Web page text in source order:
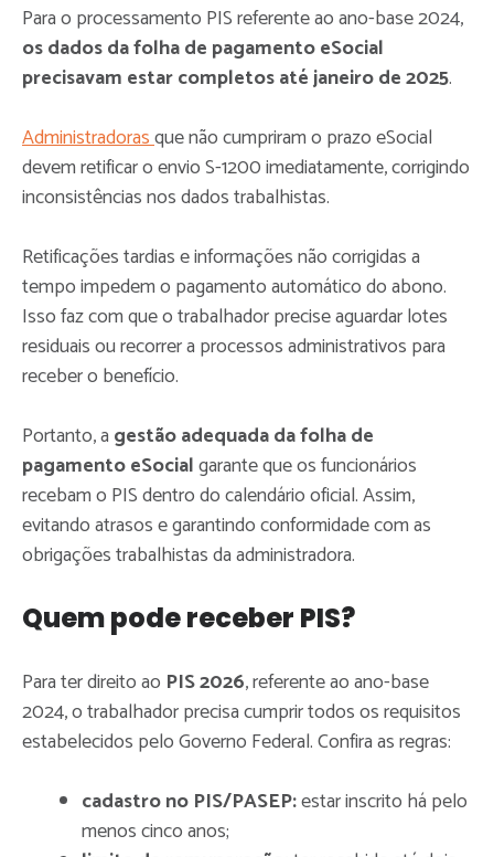
Para o processamento PIS referente ao ano-base 2024,
os dados da folha de pagamento eSocial
precisavam estar completos até janeiro de 2025.
Administradorasque não cumpriram o prazo eSocial
devem retificar o envio S-1200 imediatamente, corrigindo
inconsistências nos dados trabalhistas.
Retificações tardias e informações não corrigidas a
tempo impedem o pagamento automático do abono.
Isso faz com que o trabalhador precise aguardar lotes
residuais ou recorrer a processos administrativos para
receber o benefício.
Portanto, a gestão adequada da folha de
pagamento eSocialgarante que os funcionários
recebam o PIS dentro do calendário oficial. Assim,
evitando atrasos e garantindo conformidade com as
obrigações trabalhistas da administradora.
Quem pode receber PIS?
Para ter direito ao PIS 2026, referente ao ano-base
2024, o trabalhador precisa cumprir todos os requisitos
estabelecidos pelo Governo Federal. Confira as regras:
cadastro no PIS/PASEP:estar inscrito há pelo
menos cinco anos;